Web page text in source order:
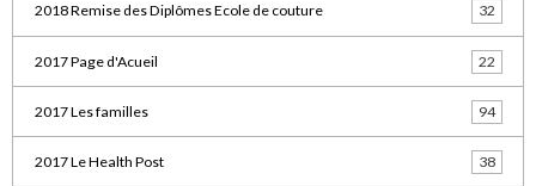
2018 Remise des Diplômes Ecole de couture 32
2017 Page d'Acueil 22
2017 Les familles 94
2017 Le Health Post 38